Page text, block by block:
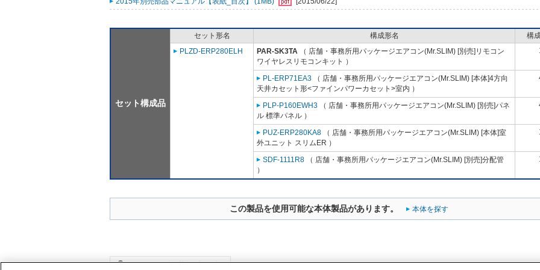
セット構成品
セット形名 構成形名
構
PLZD-ERP280ELH
PAR-SK3TA （ 店舗・事務所用パッケージエアコン(Mr.SLIM) [別売]リモコン
ワイヤレスリモコンキット ）
PL-ERP71EA3 （ 店舗・事務所用パッケージエアコン(Mr.SLIM) [本体]4方向
天井カセット形<ファインパワーカセット>室内 ）
PLP-P160EWH3 （ 店舗・事務所用パッケージエアコン(Mr.SLIM) [別売]パネ
ル 標準パネル ）
PUZ-ERP280KA8 （ 店舗・事務所用パッケージエアコン(Mr.SLIM) [本体]室
外ユニット スリムER ）
SDF-1111R8 （ 店舗・事務所用パッケージエアコン(Mr.SLIM) [別売]分配管
）
この製品を使用可能な本体製品があります。 本体を探す